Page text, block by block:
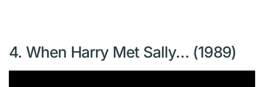
4. When Harry Met Sally… (1989)